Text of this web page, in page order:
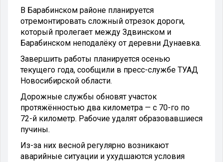
В Барабинском районе планируется
отремонтировать сложный отрезок дороги,
который пролегает между Здвинском и
Барабинском неподалёку от деревни Дунаевка.
Завершить работы планируется осенью
текущего года, сообщили в пресс-службе ТУАД
Новосибирской области.
Дорожные службы обновят участок
протяжённостью два километра — с 70-го по
72-й километр. Рабочие удалят образовавшиеся
пучины.
Из-за них весной регулярно возникают
аварийные ситуации и ухудшаются условия